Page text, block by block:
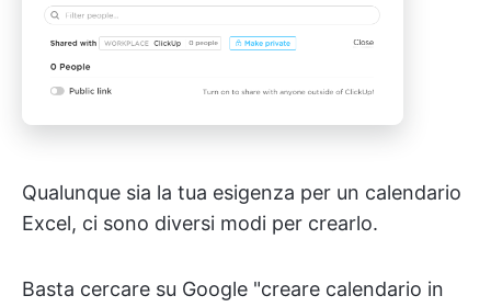
Qualunque sia la tua esigenza per un calendario
Excel, ci sono diversi modi per crearlo.
Basta cercare su Google "creare calendario in